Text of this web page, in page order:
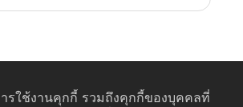
ารใช้งานคุกกี้ รวมถึงคุกกี้ของบุคคลที่